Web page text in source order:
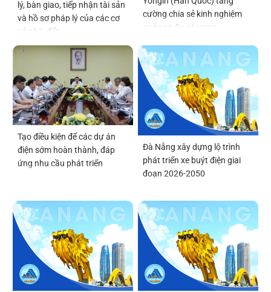
lý, bàn giao, tiếp nhận tài sản
và hồ sơ pháp lý của các cơ
sở nhà, đất
cường chia sẻ kinh nghiệm
quản trị địa phương
Tạo điều kiện để các dự án
điện sớm hoàn thành, đáp
ứng nhu cầu phát triển
Đà Nẵng xây dựng lộ trình
phát triển xe buýt điện giai
đoạn 2026-2050